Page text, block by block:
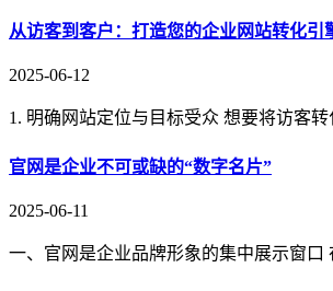
从访客到客户：打造您的企业网站转化引
2025-06-12
1. 明确网站定位与目标受众 想要将访客
官网是企业不可或缺的“数字名片”
2025-06-11
一、官网是企业品牌形象的集中展示窗